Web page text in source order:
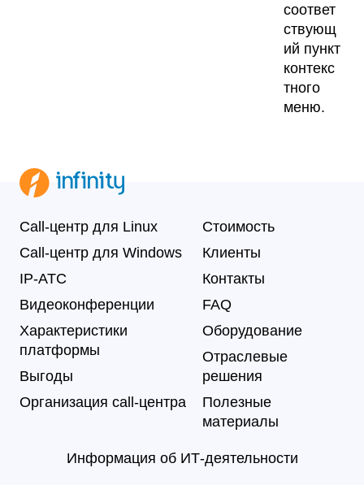
соответ
ствующ
ий пункт
контекс
тного
меню.
Call-центр для Linux
Call-центр для Windows
IP-АТС
Видеоконференции
Характеристики
платформы
Выгоды
Организация call-центра
Стоимость
Клиенты
Контакты
FAQ
Оборудование
Отраслевые
решения
Полезные
материалы
Информация об ИТ-деятельности